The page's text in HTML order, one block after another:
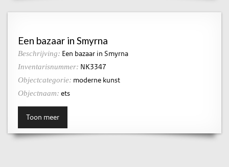
Een bazaar in Smyrna
Beschrijving: Een bazaar in Smyrna
Inventarisnummer: NK3347
Objectcategorie: moderne kunst
Objectnaam: ets
Toon meer